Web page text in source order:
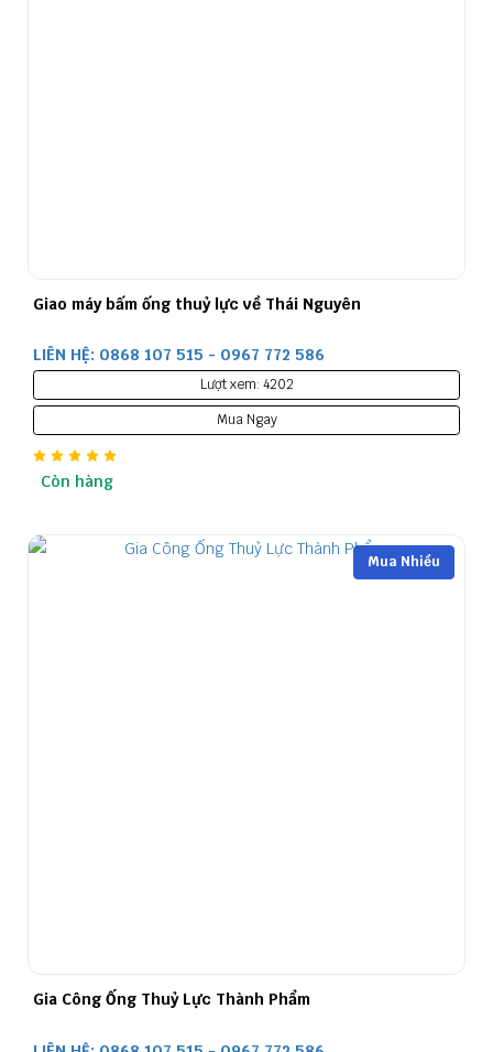
Giao máy bấm ống thuỷ lực về Thái Nguyên
LIÊN HỆ: 0868 107 515 - 0967 772 586
Lượt xem: 4202
Mua Ngay
Còn hàng
Mua Nhiều
Gia Công Ống Thuỷ Lực Thành Phẩm